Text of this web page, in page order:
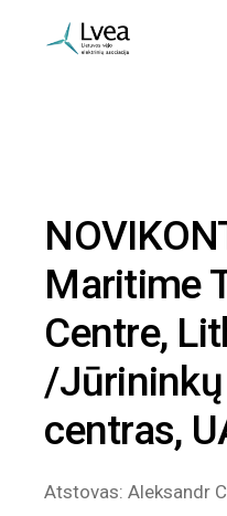
Maritime
Centre,
/
centras,
Atstovas: Aleksandr